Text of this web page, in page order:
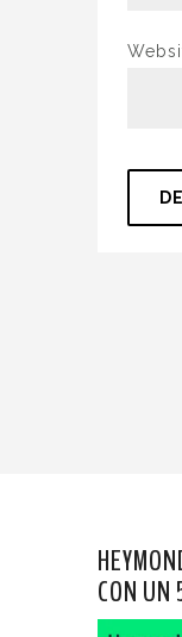
CON UN